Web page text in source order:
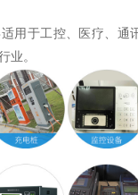
用于工控、医疗、通
业。